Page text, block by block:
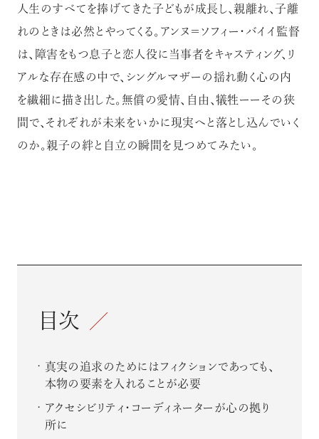
人生のすべてを捧げてきた子どもが成長し、親離れ、子離
れのときは必然とやってくる。アンヌ＝ソフィー・バイイ監督
は、障害をもつ息子と恋人役に当事者をキャスティング、リ
アルな存在感の中で、シングルマザーの揺れ動く心の内
を繊細に描き出した。無償の愛情、自由、犠牲ーーその狭
間で、それぞれが未来をいかに現実へと落とし込んでいく
のか。親子の絆と自立の瞬間を見つめてみたい。
目次
真実の追求のためにはフィクションであっても、
本物の要素を入れることが必要
アクセシビリティ・コーディネーターが心の拠り
所に